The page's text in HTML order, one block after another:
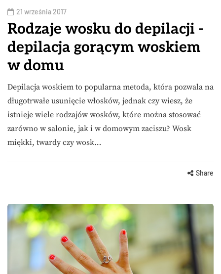
21 września 2017
Rodzaje wosku do depilacji -
depilacja gorącym woskiem
w domu
Depilacja woskiem to popularna metoda, która pozwala na
długotrwałe usunięcie włosków, jednak czy wiesz, że
istnieje wiele rodzajów wosków, które można stosować
zarówno w salonie, jak i w domowym zaciszu? Wosk
miękki, twardy czy wosk…
Share